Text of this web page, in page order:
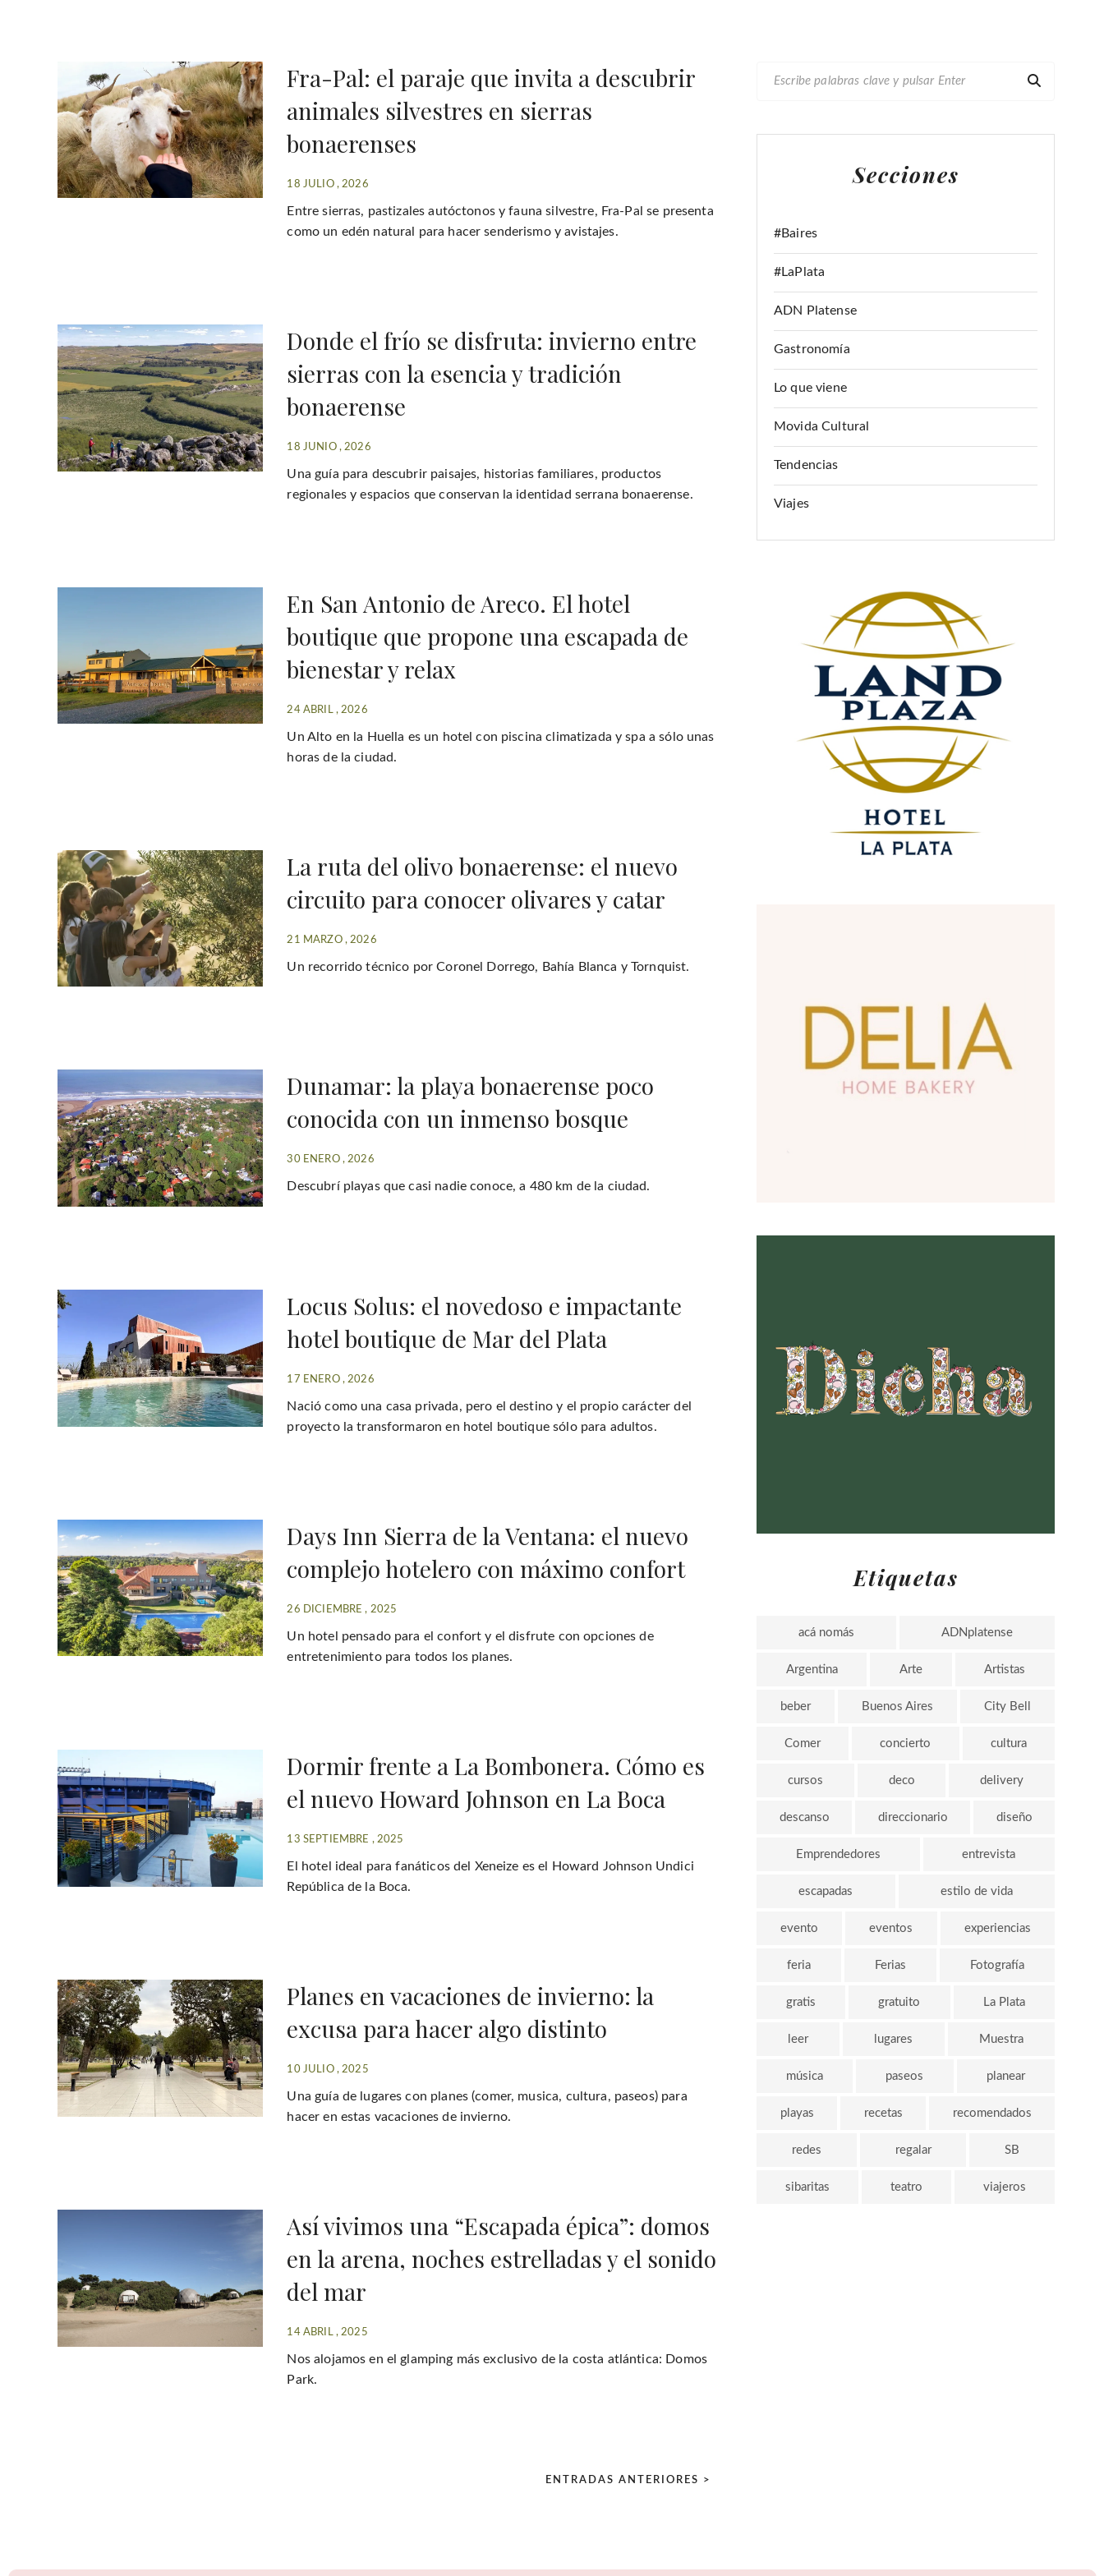
Fra-Pal: el paraje que invita a descubrir
animales silvestres en sierras
bonaerenses
18 JULIO , 2026
Entre sierras, pastizales autóctonos y fauna silvestre, Fra-Pal se presenta
como un edén natural para hacer senderismo y avistajes.
Donde el frío se disfruta: invierno entre
sierras con la esencia y tradición
bonaerense
18 JUNIO , 2026
Una guía para descubrir paisajes, historias familiares, productos
regionales y espacios que conservan la identidad serrana bonaerense.
En San Antonio de Areco. El hotel
boutique que propone una escapada de
bienestar y relax
24 ABRIL , 2026
Un Alto en la Huella es un hotel con piscina climatizada y spa a sólo unas
horas de la ciudad.
La ruta del olivo bonaerense: el nuevo
circuito para conocer olivares y catar
21 MARZO , 2026
Un recorrido técnico por Coronel Dorrego, Bahía Blanca y Tornquist.
Dunamar: la playa bonaerense poco
conocida con un inmenso bosque
30 ENERO , 2026
Descubrí playas que casi nadie conoce, a 480 km de la ciudad.
Locus Solus: el novedoso e impactante
hotel boutique de Mar del Plata
17 ENERO , 2026
Nació como una casa privada, pero el destino y el propio carácter del
proyecto la transformaron en hotel boutique sólo para adultos.
Days Inn Sierra de la Ventana: el nuevo
complejo hotelero con máximo confort
26 DICIEMBRE , 2025
Un hotel pensado para el confort y el disfrute con opciones de
entretenimiento para todos los planes.
Dormir frente a La Bombonera. Cómo es
el nuevo Howard Johnson en La Boca
13 SEPTIEMBRE , 2025
El hotel ideal para fanáticos del Xeneize es el Howard Johnson Undici
República de la Boca.
Planes en vacaciones de invierno: la
excusa para hacer algo distinto
10 JULIO , 2025
Una guía de lugares con planes (comer, musica, cultura, paseos) para
hacer en estas vacaciones de invierno.
Así vivimos una “Escapada épica”: domos
en la arena, noches estrelladas y el sonido
del mar
14 ABRIL , 2025
Nos alojamos en el glamping más exclusivo de la costa atlántica: Domos
Park.
ENTRADAS ANTERIORES >
C
Secciones
#Baires
#LaPlata
ADN Platense
Gastronomía
Lo que viene
Movida Cultural
Tendencias
Viajes
Etiquetas
acá nomás ADNplatense
Argentina Arte Artistas
beber Buenos Aires City Bell
Comer concierto cultura
cursos deco delivery
descanso direccionario diseño
Emprendedores entrevista
escapadas estilo de vida
evento eventos experiencias
feria Ferias Fotografía
gratis gratuito La Plata
leer lugares Muestra
música paseos planear
playas recetas recomendados
redes regalar SB
sibaritas teatro viajeros